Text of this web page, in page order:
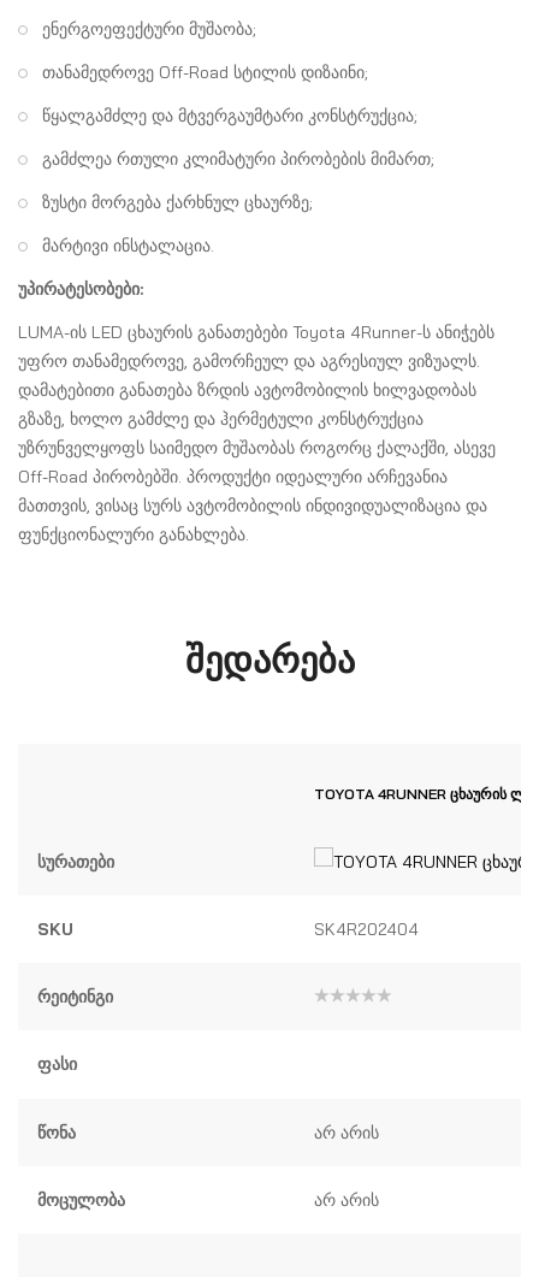
ენერგოეფექტური მუშაობა;
თანამედროვე Off-Road სტილის დიზაინი;
წყალგამძლე და მტვერგაუმტარი კონსტრუქცია;
გამძლეა რთული კლიმატური პირობების მიმართ;
ზუსტი მორგება ქარხნულ ცხაურზე;
მარტივი ინსტალაცია.
უპირატესობები:
LUMA-ის LED ცხაურის განათებები Toyota 4Runner-ს ანიჭებს
უფრო თანამედროვე, გამორჩეულ და აგრესიულ ვიზუალს.
დამატებითი განათება ზრდის ავტომობილის ხილვადობას
გზაზე, ხოლო გამძლე და ჰერმეტული კონსტრუქცია
უზრუნველყოფს საიმედო მუშაობას როგორც ქალაქში, ასევე
Off-Road პირობებში. პროდუქტი იდეალური არჩევანია
მათთვის, ვისაც სურს ავტომობილის ინდივიდუალიზაცია და
ფუნქციონალური განახლება.
შედარება
TOYOTA 4RUNNER ცხაურის
Სურათები
SKU SK4R202404
Რეიტინგი
Ფასი
Წონა არ არის
Მოცულობა არ არის